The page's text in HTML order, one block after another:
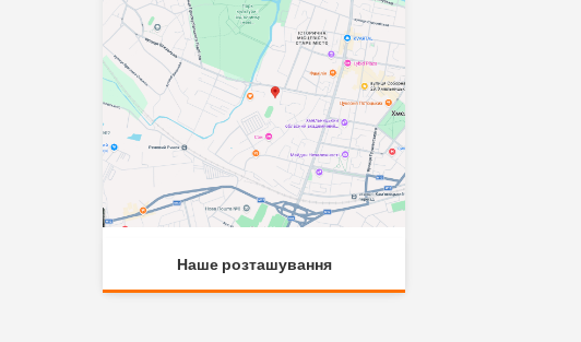
Наше розташування